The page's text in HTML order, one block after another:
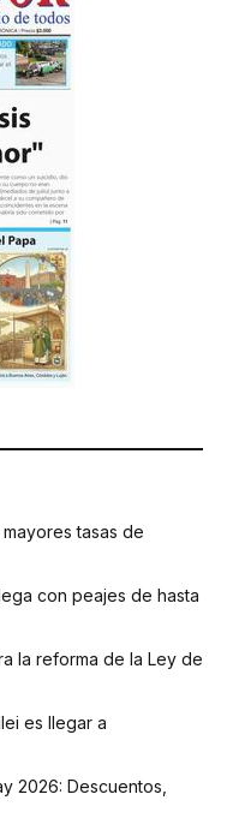
tasas de
con peajes de hasta
la reforma de la Ley de
es llegar a
2026: Descuentos,